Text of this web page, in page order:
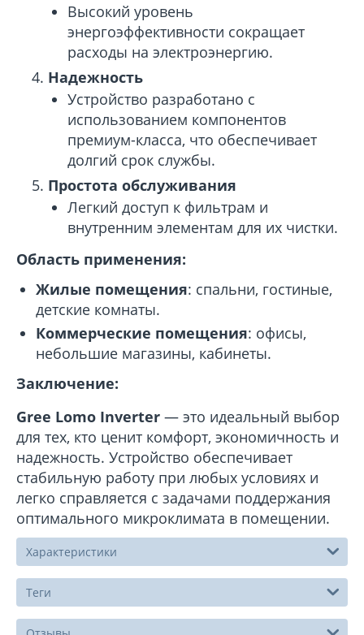
Высокий уровень
энергоэффективности сокращает
расходы на электроэнергию.
Надежность
Устройство разработано с
использованием компонентов
премиум-класса, что обеспечивает
долгий срок службы.
Простота обслуживания
Легкий доступ к фильтрам и
внутренним элементам для их чистки.
Область применения:
Жилые помещения: спальни, гостиные,
детские комнаты.
Коммерческие помещения: офисы,
небольшие магазины, кабинеты.
Заключение:
Gree Lomo Inverter — это идеальный выбор
для тех, кто ценит комфорт, экономичность и
надежность. Устройство обеспечивает
стабильную работу при любых условиях и
легко справляется с задачами поддержания
оптимального микроклимата в помещении.
Характеристики
Теги